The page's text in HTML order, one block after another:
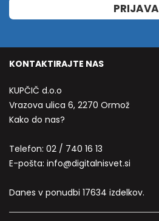
PRIJAVA
KONTAKTIRAJTE NAS
KUPČIČ d.o.o
Vrazova ulica 6, 2270 Ormož
Kako do nas?
Telefon: 02 / 740 16 13
E-pošta: info@digitalnisvet.si
Danes v ponudbi 17634 izdelkov.